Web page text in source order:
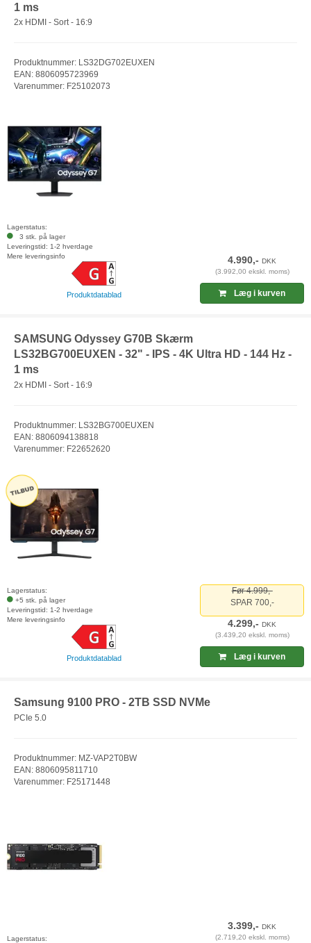
1 ms
2x HDMI - Sort - 16:9
Produktnummer: LS32DG702EUXEN
EAN: 8806095723969
Varenummer: F25102073
Lagerstatus:
3 stk. på lager
Leveringstid: 1-2 hverdage
Mere leveringsinfo
Produktdatablad
4.990,-DKK
(3.992,00 ekskl. moms)
Læg i kurven
SAMSUNG Odyssey G70B Skærm
LS32BG700EUXEN - 32" - IPS - 4K Ultra HD - 144 Hz -
1 ms
2x HDMI - Sort - 16:9
Produktnummer: LS32BG700EUXEN
EAN: 8806094138818
Varenummer: F22652620
Lagerstatus:
+5 stk. på lager
Leveringstid: 1-2 hverdage
Mere leveringsinfo
Produktdatablad
Før 4.999,-
SPAR 700,-
4.299,-DKK
(3.439,20 ekskl. moms)
Læg i kurven
Samsung 9100 PRO - 2TB SSD NVMe
PCIe 5.0
Produktnummer: MZ-VAP2T0BW
EAN: 8806095811710
Varenummer: F25171448
Lagerstatus:
3.399,-DKK
(2.719,20 ekskl. moms)